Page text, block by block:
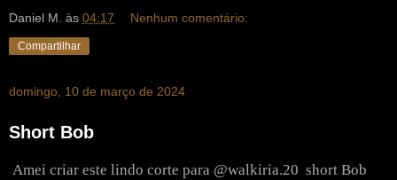
Daniel M. às 04:17 Nenhum comentário:
Compartilhar
domingo, 10 de março de 2024
Short Bob
Amei criar este lindo corte para @walkiria.20 short Bob